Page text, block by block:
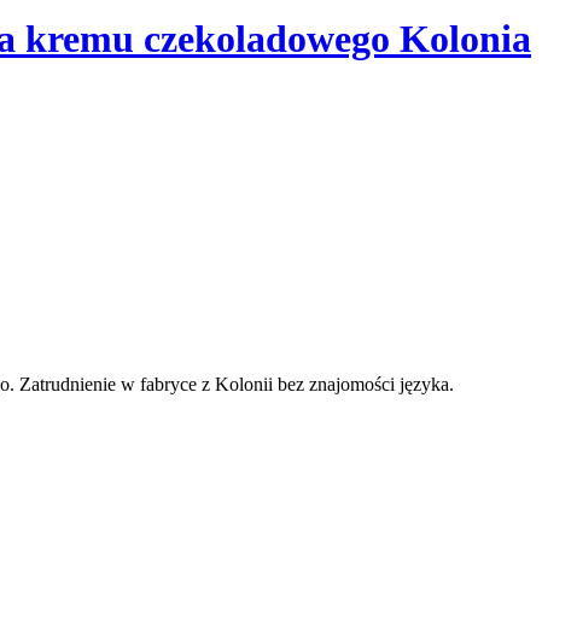
kremu czekoladowego Kolonia
Zatrudnienie w fabryce z Kolonii bez znajomości języka.